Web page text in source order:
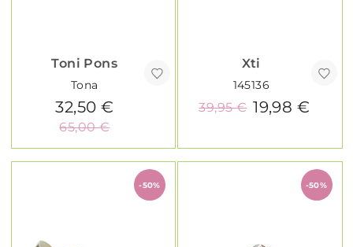
Toni Pons
Tona
32,50 €
65,00 €
Xti
145136
19,98 €
39,95 €
-50% -50%